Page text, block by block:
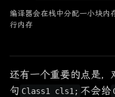
编译器会在栈中分配一小块内
行内存
还有一个重要的点是
句 Class1 cls1; 不会给